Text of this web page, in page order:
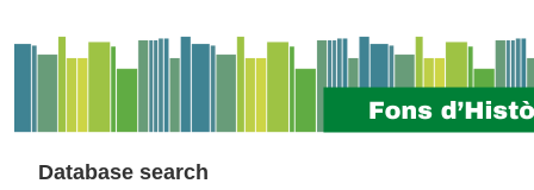
Database search